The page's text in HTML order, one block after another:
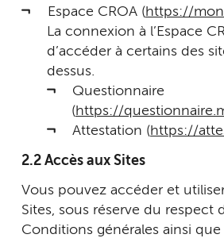
Espace CROA (https://
La connexion à l’Espace
d’accéder à certains des
dessus.
Questionnaire
(https://
Attestation (https://
2.2 Accès aux Sites
Vous pouvez accéder et
Sites, sous réserve du respect
Conditions générales ainsi